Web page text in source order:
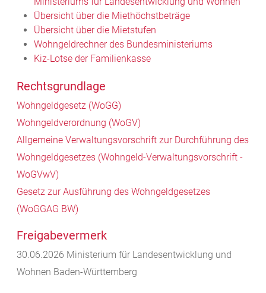
Übersicht über die Miethöchstbeträge
Übersicht über die Mietstufen
Wohngeldrechner des Bundesministeriums
Kiz-Lotse der Familienkasse
Rechtsgrundlage
Wohngeldgesetz (WoGG)
Wohngeldverordnung (WoGV)
Allgemeine Verwaltungsvorschrift zur Durchführung des
Wohngeldgesetzes (Wohngeld-Verwaltungsvorschrift -
WoGVwV)
Gesetz zur Ausführung des Wohngeldgesetzes
(WoGGAG BW)
Freigabevermerk
30.06.2026 Ministerium für Landesentwicklung und
Wohnen Baden-Württemberg